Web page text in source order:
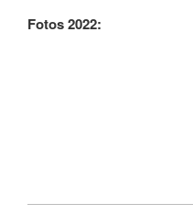
Fotos 2022: